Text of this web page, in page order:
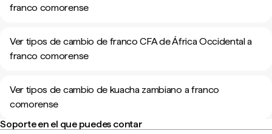
franco comorense
Ver tipos de cambio de franco CFA de África Occidental a
franco comorense
Ver tipos de cambio de kuacha zambiano a franco
comorense
Soporte en el que puedes contar